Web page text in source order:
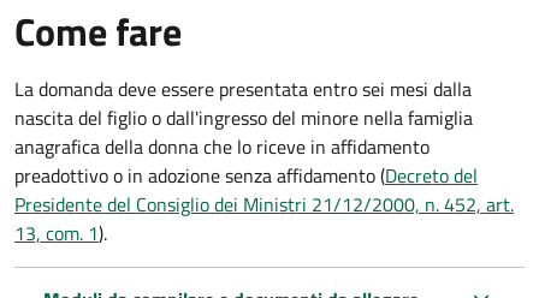
Come fare
La domanda deve essere presentataentro sei mesi dalla
nascita del figlio o dall'ingresso del minore nella famiglia
anagrafica della donna che lo riceve in affidamento
preadottivo o in adozione senza affidamento (Decreto del
Presidente del Consiglio dei Ministri 21/12/2000, n. 452, art.
13, com. 1).